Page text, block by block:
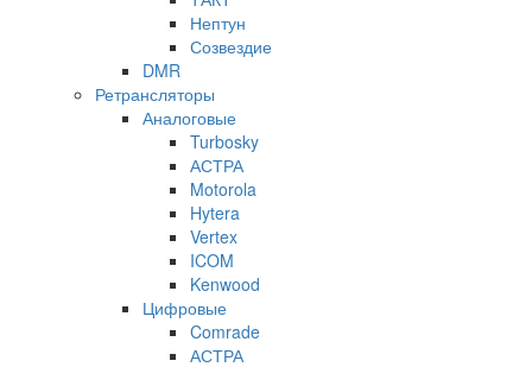
Нептун
Созвездие
DMR
Ретрансляторы
Аналоговые
Turbosky
АСТРА
Motorola
Hytera
Vertex
ICOM
Kenwood
Цифровые
Comrade
АСТРА